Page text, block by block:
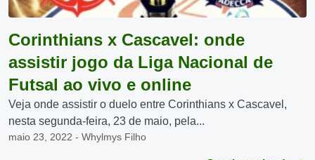
Corinthians x Cascavel: onde
assistir jogo da Liga Nacional de
Futsal ao vivo e online
Veja onde assistir o duelo entre Corinthians x Cascavel,
nesta segunda-feira, 23 de maio, pela...
maio 23, 2022 - Whylmys Filho